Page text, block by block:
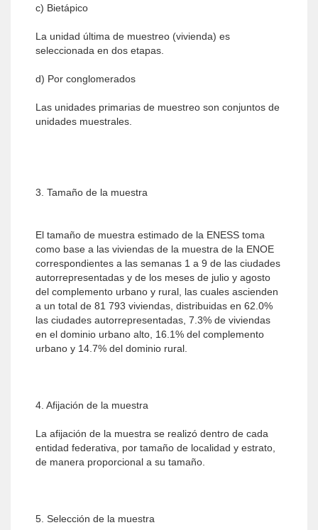
c) Bietápico
La unidad última de muestreo (vivienda) es
seleccionada en dos etapas.
d) Por conglomerados
Las unidades primarias de muestreo son conjuntos de
unidades muestrales.
3. Tamaño de la muestra
El tamaño de muestra estimado de la ENESS toma
como base a las viviendas de la muestra de la ENOE
correspondientes a las semanas 1 a 9 de las ciudades
autorrepresentadas y de los meses de julio y agosto
del complemento urbano y rural, las cuales ascienden
a un total de 81 793 viviendas, distribuidas en 62.0%
las ciudades autorrepresentadas, 7.3% de viviendas
en el dominio urbano alto, 16.1% del complemento
urbano y 14.7% del dominio rural.
4. Afijación de la muestra
La afijación de la muestra se realizó dentro de cada
entidad federativa, por tamaño de localidad y estrato,
de manera proporcional a su tamaño.
5. Selección de la muestra